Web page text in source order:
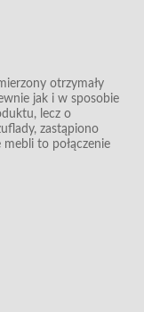
otrzymały
jak i w sposobie
lecz o
zastąpiono
to połączenie